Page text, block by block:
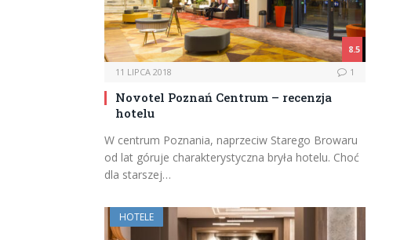
8.5
11 LIPCA 2018 1
Novotel Poznań Centrum – recenzja
hotelu
W centrum Poznania, naprzeciw Starego Browaru
od lat góruje charakterystyczna bryła hotelu. Choć
dla starszej…
HOTELE